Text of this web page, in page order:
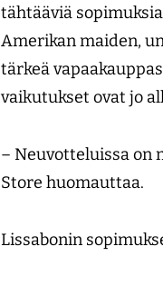
tähtääviä
Amerikan maiden,
tärkeä
vaikutukset ovat jo
– Neuvotteluissa on
Store huomauttaa.
Lissabonin